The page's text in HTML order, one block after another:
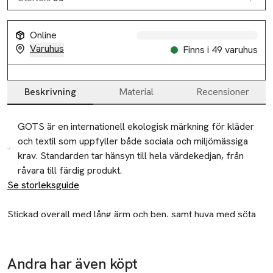
Online
Varuhus
Finns i 49 varuhus
Beskrivning Material Recensioner
Beskrivning
GOTS är en internationell ekologisk märkning för kläder
och textil som uppfyller både sociala och miljömässiga
krav. Standarden tar hänsyn till hela värdekedjan, från
råvara till färdig produkt.
Se storleksguide
Stickad overall med lång ärm och ben, samt huva med söta
och stängs med knappar i träimitation framtill.
Tillverkare
Andra har även köpt